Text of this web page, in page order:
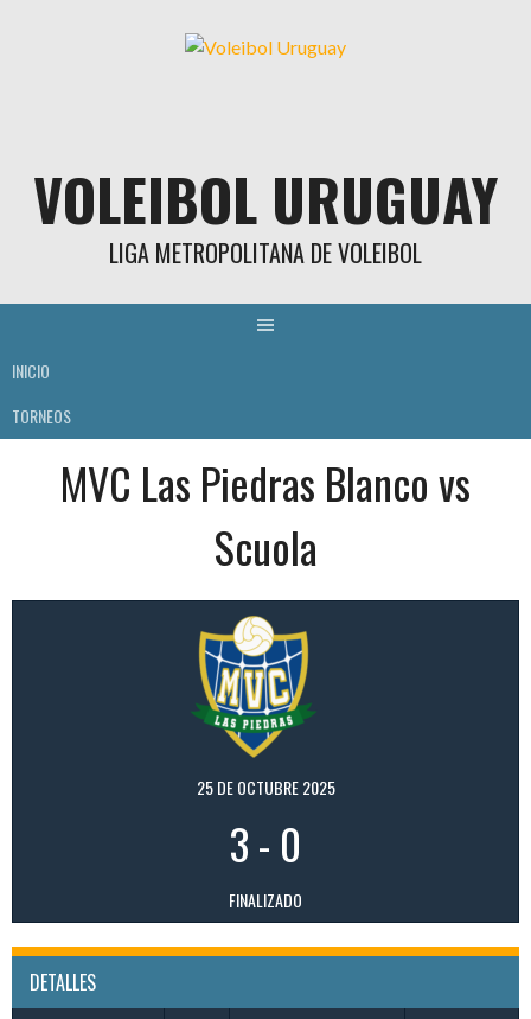
VOLEIBOL URUGUAY
LIGA METROPOLITANA DE VOLEIBOL
INICIO
TORNEOS
MVC Las Piedras Blanco vs
Scuola
25 DE OCTUBRE 2025
3- 0
FINALIZADO
DETALLES